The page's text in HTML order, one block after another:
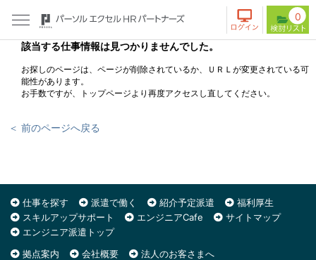
0
該当する仕事情報は見つかりませんでした。
お探しのページは、ページが削除されているか、ＵＲＬが変更されている可
能性があります。
お手数ですが、トップページより再度アクセスし直してください。
＜ 前のページへ戻る
仕事を探す 派遣で働く 紹介予定派遣
福利厚生
スキルアップサポート
エンジニアCafe
サイトマップ
エンジニア派遣トップ
拠点案内
会社概要
法人のお客さまへ